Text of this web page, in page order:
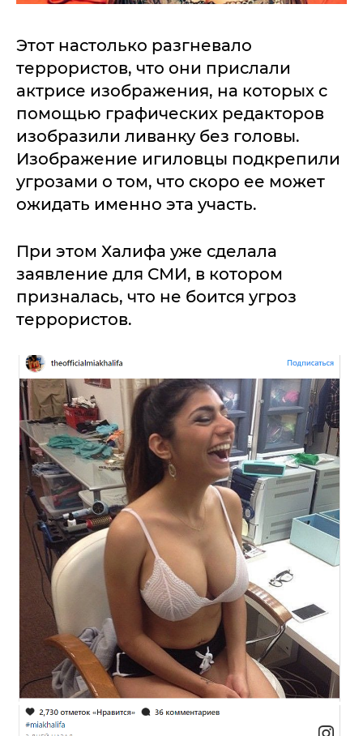
Этот настолько разгневало
террористов, что они прислали
актрисе изображения, на которых с
помощью графических редакторов
изобразили ливанку без головы.
Изображение игиловцы подкрепили
угрозами о том, что скоро ее может
ожидать именно эта участь.
При этом Халифа уже сделала
заявление для СМИ, в котором
призналась, что не боится угроз
террористов.